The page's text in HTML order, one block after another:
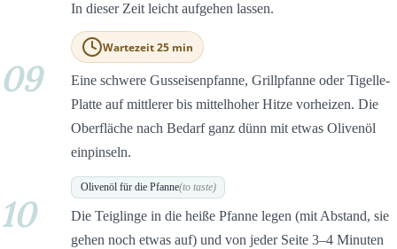
In dieser Zeit leicht aufgehen lassen.
Wartezeit 25 min
09
Eine schwere Gusseisenpfanne, Grillpfanne oder Tigelle-
Platte auf mittlerer bis mittelhoher Hitze vorheizen. Die
Oberfläche nach Bedarf ganz dünn mit etwas Olivenöl
einpinseln.
Olivenöl für die Pfanne(to taste)
10
Die Teiglinge in die heiße Pfanne legen (mit Abstand, sie
gehen noch etwas auf) und von jeder Seite 3–4 Minuten